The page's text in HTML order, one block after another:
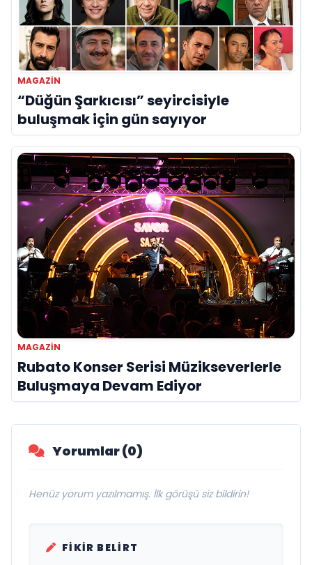
MAGAZIN
“Düğün Şarkıcısı” seyircisiyle
buluşmak için gün sayıyor
MAGAZIN
Rubato Konser Serisi Müzikseverlerle
Buluşmaya Devam Ediyor
Yorumlar (0)
Henüz yorum yazılmamış. İlk görüşü siz bildirin!
FIKIR BELIRT